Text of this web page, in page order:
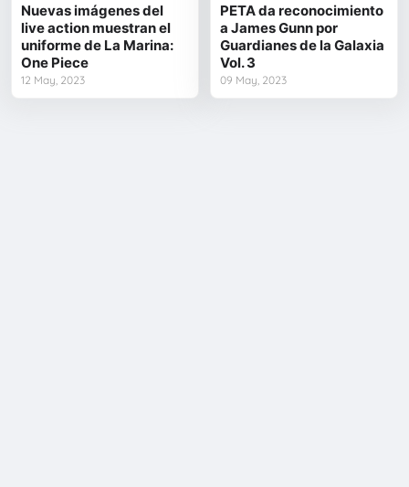
Nuevas imágenes del
live action muestran el
uniforme de La Marina:
One Piece
12 May, 2023
PETA da reconocimiento
a James Gunn por
Guardianes de la Galaxia
Vol. 3
09 May, 2023